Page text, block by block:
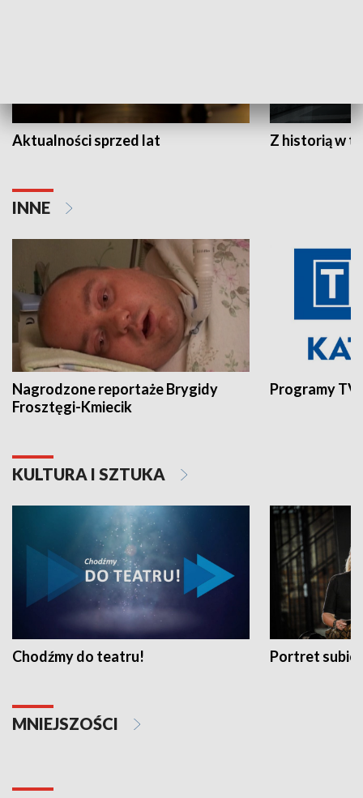
Aktualności sprzed lat Z historią w
INNE
Nagrodzone reportaże Brygidy
Frosztęgi-Kmiecik
Programy
KULTURA I SZTUKA
Chodźmy do teatru! Portret
MNIEJSZOŚCI